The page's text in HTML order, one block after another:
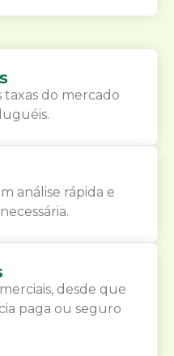
taxas do mercado
análise rápida e
desde que
paga ou seguro